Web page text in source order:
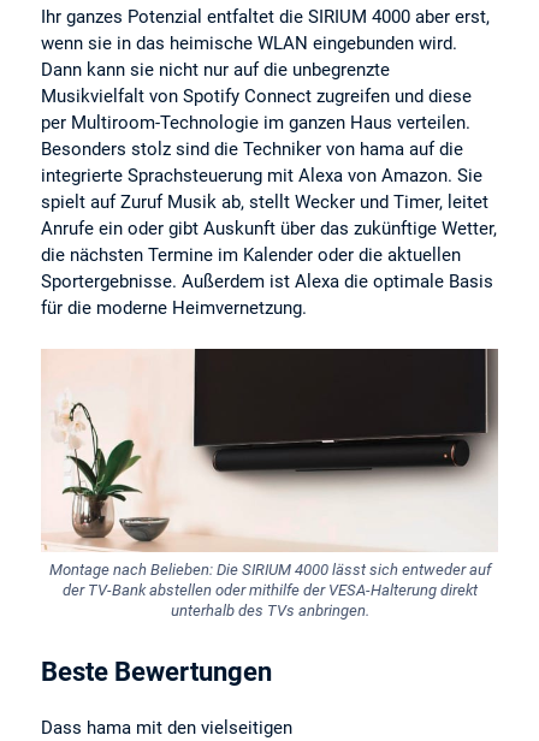
Ihr ganzes Potenzial entfaltet die SIRIUM 4000 aber erst,
wenn sie in das heimische WLAN eingebunden wird.
Dann kann sie nicht nur auf die unbegrenzte
Musikvielfalt von Spotify Connect zugreifen und diese
per Multiroom-Technologie im ganzen Haus verteilen.
Besonders stolz sind die Techniker von hama auf die
integrierte Sprachsteuerung mit Alexa von Amazon. Sie
spielt auf Zuruf Musik ab, stellt Wecker und Timer, leitet
Anrufe ein oder gibt Auskunft über das zukünftige Wetter,
die nächsten Termine im Kalender oder die aktuellen
Sportergebnisse. Außerdem ist Alexa die optimale Basis
für die moderne Heimvernetzung.
Montage nach Belieben: Die SIRIUM 4000 lässt sich entweder auf
der TV-Bank abstellen oder mithilfe der VESA-Halterung direkt
unterhalb des TVs anbringen.
Beste Bewertungen
Dass hama mit den vielseitigen